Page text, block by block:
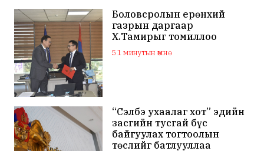
Боловсролын ерөнхий
газрын даргаар
Х.Тамирыг томиллоо
51 минутын өмнө
“Сэлбэ ухаалаг хот” эдийн
засгийн тусгай бүс
байгуулах тогтоолын
төслийг батлууллаа